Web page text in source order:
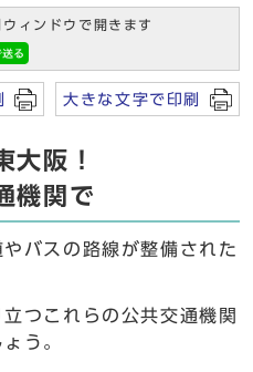
ィンドウで開きます
大きな文字で印刷
大阪！
機関で
バスの路線が整備された
つこれらの公共交通機関
う。